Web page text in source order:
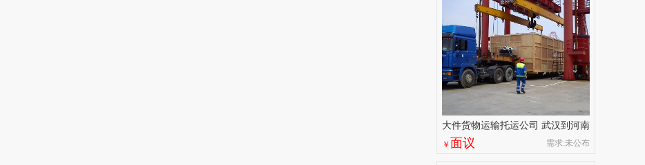
大件货物运输托运公司 武汉到河南
物流专线 上门取货
￥ 面议 需求:未公布